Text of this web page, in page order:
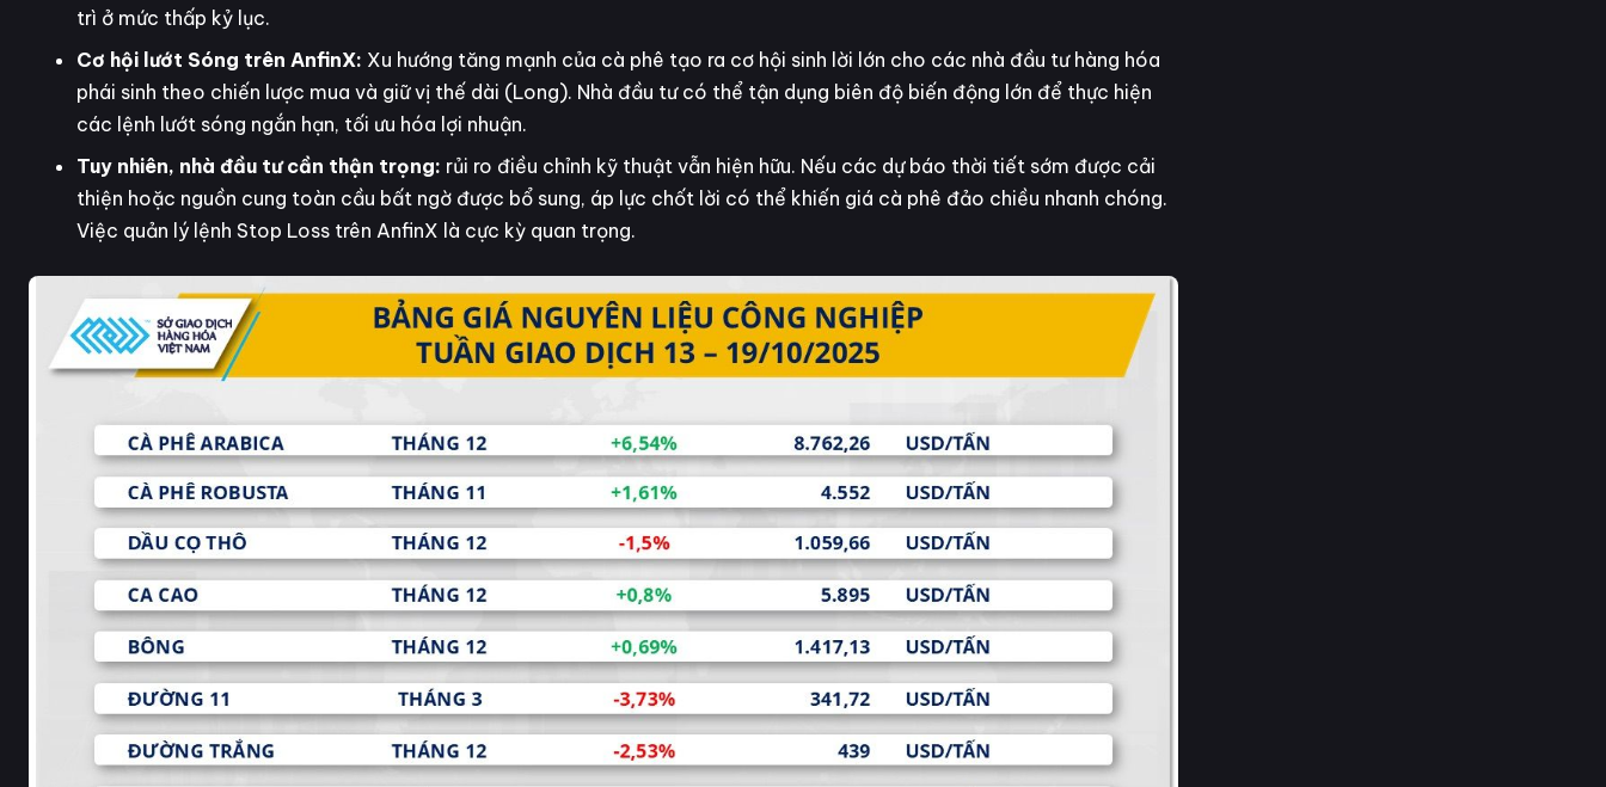
trì ở mức thấp kỷ lục.
Cơ hội lướt Sóng trên AnfinX: Xu hướng tăng mạnh của cà phê tạo ra cơ hội sinh lời lớn cho các nhà đầu tư hàng hóa
phái sinh theo chiến lược mua và giữ vị thế dài (Long). Nhà đầu tư có thể tận dụng biên độ biến động lớn để thực hiện
các lệnh lướt sóng ngắn hạn, tối ưu hóa lợi nhuận.
Tuy nhiên, nhà đầu tư cần thận trọng: rủi ro điều chỉnh kỹ thuật vẫn hiện hữu. Nếu các dự báo thời tiết sớm được cải
thiện hoặc nguồn cung toàn cầu bất ngờ được bổ sung, áp lực chốt lời có thể khiến giá cà phê đảo chiều nhanh chóng.
Việc quản lý lệnh Stop Loss trên AnfinX là cực kỳ quan trọng.